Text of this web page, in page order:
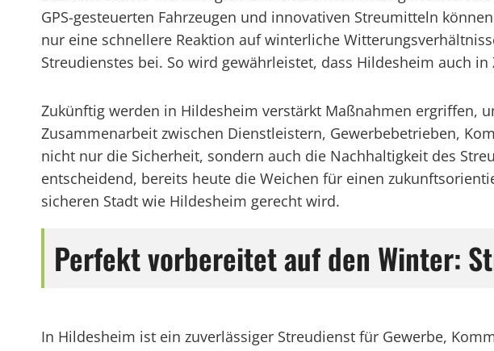
GPS-gesteuerten Fahrzeugen und innovativen Streumitteln
nur eine schnellere Reaktion auf winterliche
Streudienstes bei. So wird gewährleistet, dass Hildesheim auch
Zukünftig werden in Hildesheim verstärkt Maßnahmen ergriffen,
Zusammenarbeit zwischen Dienstleistern, Gewerbebetrieben,
nicht nur die Sicherheit, sondern auch die Nachhaltigkeit des
entscheidend, bereits heute die Weichen für einen
sicheren Stadt wie Hildesheim gerecht wird.
Perfekt vorbereitet auf den Winter:
In Hildesheim ist ein zuverlässiger Streudienst für Gewerbe,